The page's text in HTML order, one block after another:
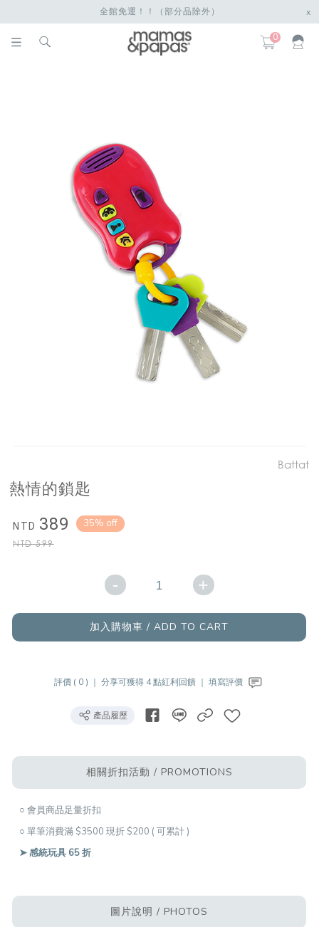
全館免運！！（部分品除外） x
0
Battat
熱情的鎖匙
NTD 389
NTD599
35% off
- +
加入購物車 / ADD TO CART
評價 ( 0 ) ｜ 分享可獲得 4 點紅利回饋 ｜ 填寫評價
產品履歷
相關折扣活動 / PROMOTIONS
○ 會員商品足量折扣
○ 單筆消費滿 $3500 現折 $200 ( 可累計 )
➤ 感統玩具 65 折
圖片說明 / PHOTOS